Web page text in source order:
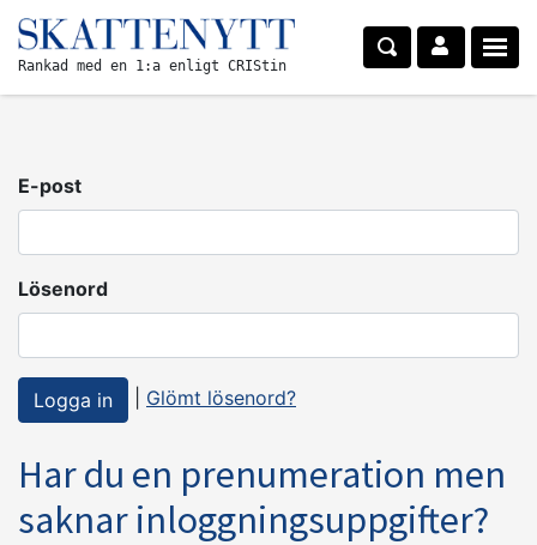
Rankad med en 1:a enligt CRIStin
E-post
Lösenord
Glömt lösenord?
Har du en prenumeration men
saknar inloggningsuppgifter?